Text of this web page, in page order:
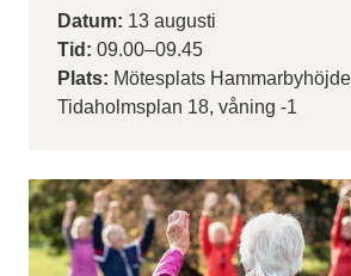
Datum: 13 augusti
Tid: 09.00–09.45
Plats: Mötesplats
Tidaholmsplan 18, våning -1